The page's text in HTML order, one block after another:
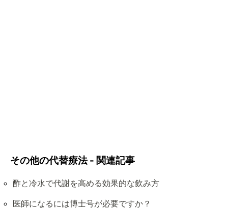
その他の代替療法 - 関連記事
酢と冷水で代謝を高める効果的な飲み方
医師になるには博士号が必要ですか？